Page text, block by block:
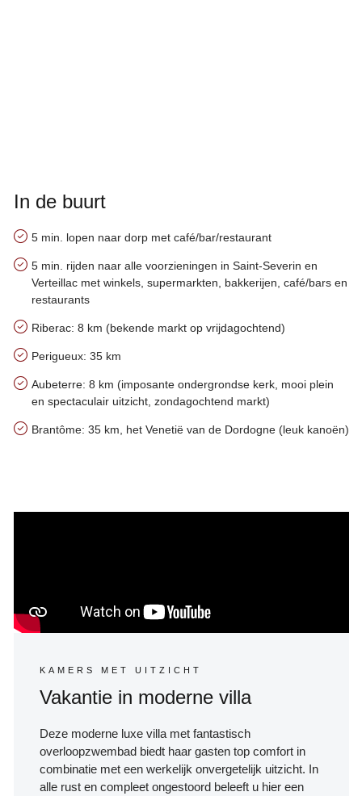
In de buurt
5 min. lopen naar dorp met café/bar/restaurant
5 min. rijden naar alle voorzieningen in Saint-Severin en
Verteillac met winkels, supermarkten, bakkerijen, café/bars en
restaurants
Riberac: 8 km (bekende markt op vrijdagochtend)
Perigueux: 35 km
Aubeterre: 8 km (imposante ondergrondse kerk, mooi plein
en spectaculair uitzicht, zondagochtend markt)
Brantôme: 35 km, het Venetië van de Dordogne (leuk kanoën)
KAMERS MET UITZICHT
Vakantie in moderne villa
Deze moderne luxe villa met fantastisch
overloopzwembad biedt haar gasten top comfort in
combinatie met een werkelijk onvergetelijk uitzicht. In
alle rust en compleet ongestoord beleeft u hier een